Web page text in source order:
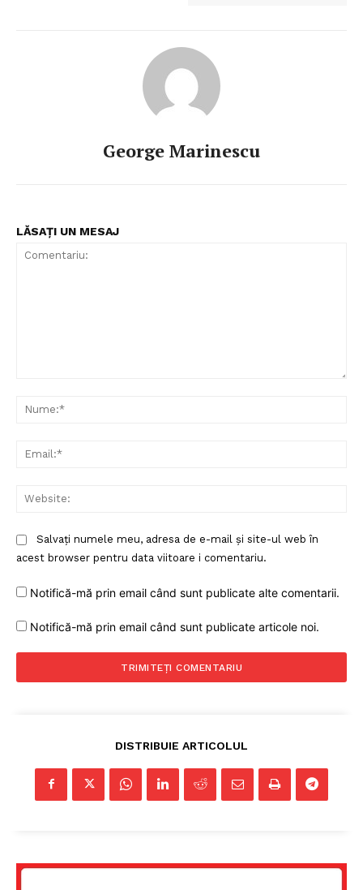
Un proiect
PRESShub
Contact
George Marinescu
LĂSAȚI UN MESAJ
Salvați numele meu, adresa de e-mail și site-ul web în
acest browser pentru data viitoare i comentariu.
Notifică-mă prin email când sunt publicate alte comentarii.
Notifică-mă prin email când sunt publicate articole noi.
DISTRIBUIE ARTICOLUL